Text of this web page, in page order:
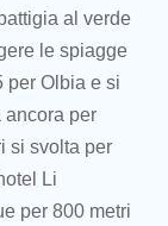
al verde
le spiagge
per Olbia e si
ancora per
si svolta per
Li
per 800 metri